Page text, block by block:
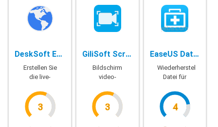
DeskSoft EarthView - 6.4.9
Erstellen Sie
die live-
für
computer
3
GiliSoft Screen Recorder Pro - 10.6.0
Bildschirm
video-
3
EaseUS Data Recovery Wizard Pro - 13.5 Technician
Wiederherstellen
Datei für
4